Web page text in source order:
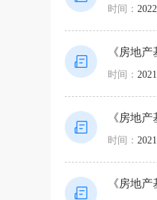
时间：
《房地
时间：
《房地
时间：
《房地